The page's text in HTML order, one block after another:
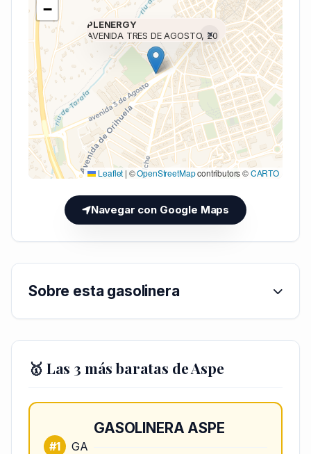
Cargando mapa (V7 Inline)...
PLENERGY
AVENIDA TRES DE AGOSTO, 20
×
−
Leaflet | ©OpenStreetMapcontributors ©CARTO
Navegar con Google Maps
Sobre esta gasolinera
🥇 Las 3 más baratas de Aspe
#1 GA
GASOLINERA ASPE